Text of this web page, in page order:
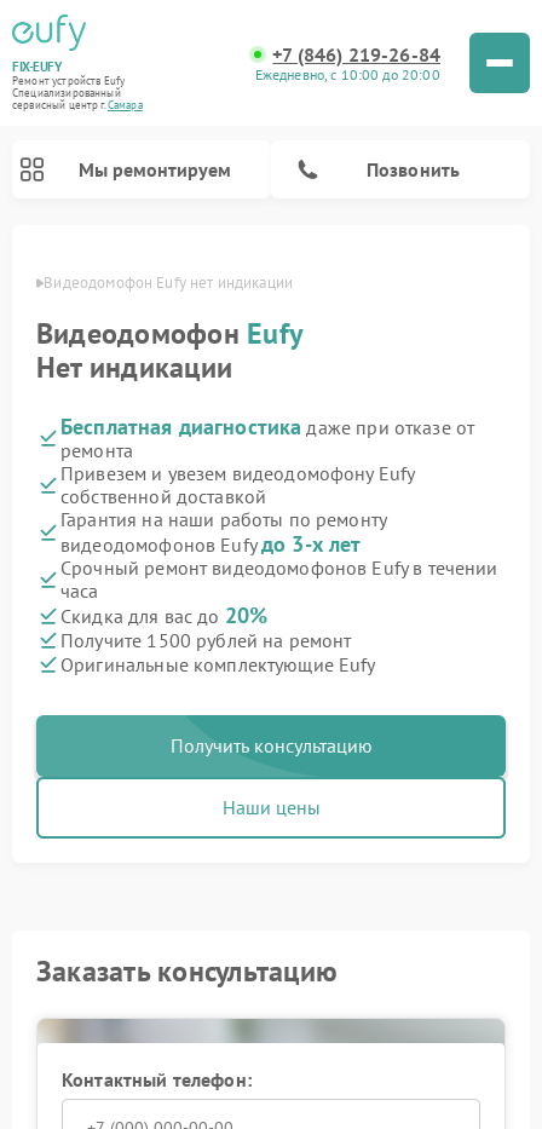
FIX-EUFY
Ремонт устройств Eufy
Специализированный
cервисный центр г.Самара
+7 (846) 219-26-84
Ежедневно, с 10:00 до 20:00
Мы ремонтируем Позвонить
Видеодомофон Eufy нет индикации
Видеодомофон Eufy
Нет индикации
Бесплатная диагностика даже при отказе от
ремонта
Привезем и увезем видеодомофону Eufy
собственной доставкой
Гарантия на наши работы по ремонту
видеодомофонов Eufyдо 3-х лет
Срочный ремонт видеодомофонов Eufy в течении
часа
Скидка для вас до 20%
Получите 1500 рублей на ремонт
Оригинальные комплектующие Eufy
Получить консультацию
Наши цены
Заказать консультацию
Контактный телефон: